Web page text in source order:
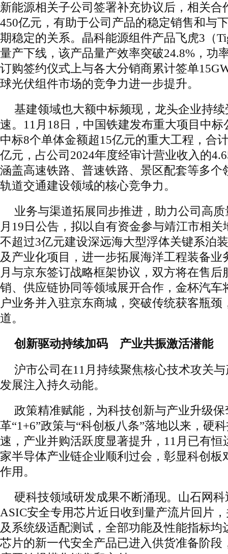
新能源相关子公司签署补充协议后，相关合
450亿元，有助于公司产品的稳定销售和与
期稳定的关系。晶科能源组件产品飞虎3（
量产下线，该产品量产效率突破24.8%，功
订购签约仪式上与各大分销商累计签单
球光伏组件市场的竞争力进一步提升。
基建领域也大额中标频现，龙头企业持
速。11月18日，中国铁建发布重大项目中
中标8个单体金额超15亿元的重大工程，合
亿元，占公司2024年度经审计营业收入的
涵盖高速铁路、普速铁路、景区配套等多个
轨道交通建设领域的核心竞争力。
业务与渠道拓展同步推进，助力公司高
月19日公告，拟以自有资金参与靖江市相
不超过3亿元建设深远海大型浮体关键系泊
及产业化项目，进一步拓展海洋工程装备业
月与京东签订战略框架协议，双方将在售后
销、供应链协同等领域展开合作，金杯汽车
户业务并入驻京东商城，突破传统获客瓶颈
道。
创新驱动持续加码 产业共振激活潜能
沪市公司在11月持续聚焦核心技术攻关
发展注入持久动能。
政策精准赋能，为科技创新与产业升级
革“1+6”政策与“科创板八条”落地以来，硬
速，产业并购活跃度显著提升，11月已有恒
家半导体产业链企业顺利过会，彰显科创板
作用。
硬科技领域研发成果不断涌现。山石网
ASIC安全专用芯片近日收到量产流片回片
及系统级适配测试，全部功能及性能指标均
芯片的新一代安全产品已进入供货准备阶段